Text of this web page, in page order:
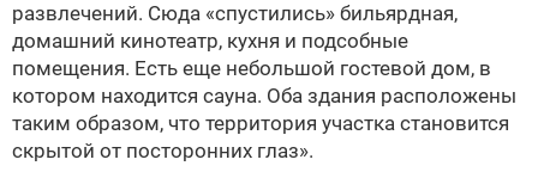
развлечений. Сюда «спустились» бильярдная,
домашний кинотеатр, кухня и подсобные
помещения. Есть еще небольшой гостевой дом, в
котором находится сауна. Оба здания расположены
таким образом, что территория участка становится
скрытой от посторонних глаз».